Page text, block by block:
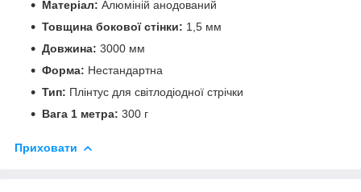
Матеріал: Алюміній анодований
Товщина бокової стінки: 1,5 мм
Довжина: 3000 мм
Форма: Нестандартна
Тип: Плінтус для світлодіодної стрічки
Вага 1 метра: 300 г
Приховати